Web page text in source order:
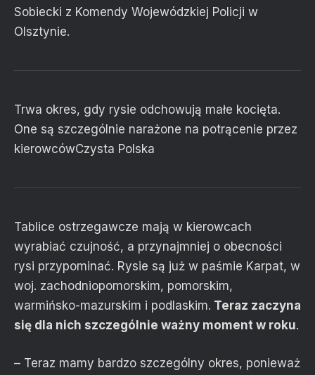
Sobiecki z Komendy Wojewódzkiej Policji w
Olsztynie.
Trwa okres, gdy rysie odchowują małe kocięta.
One są szczególnie narażone na potrącenie przez
kierowcówCzysta Polska
Tablice ostrzegawcze mają w kierowcach
wyrabiać czujność, a przynajmniej o obecności
rysi przypominać. Rysie są już w paśmie Karpat, w
woj. zachodniopomorskim, pomorskim,
warmińsko-mazurskim i podlaskim. Teraz zaczyna
się dla nich szczególnie ważny moment w roku.
– Teraz mamy bardzo szczególny okres, ponieważ